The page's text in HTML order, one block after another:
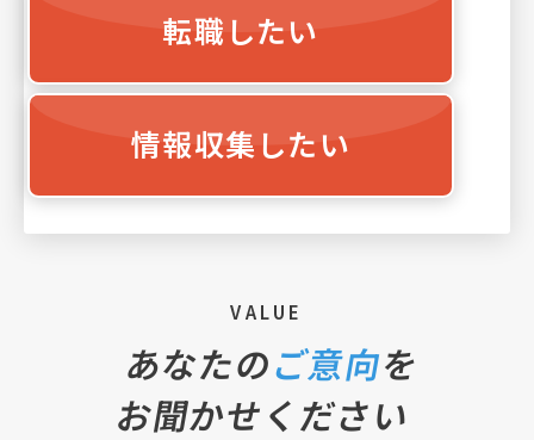
転職したい
情報収集したい
VALUE
あなたのご意向を
お聞かせください